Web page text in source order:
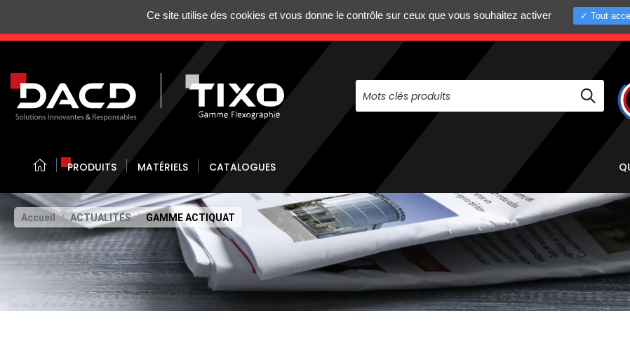
N'HÉSITEZ PAS À NOUS CONTACTER AU +33 (0)4 75 58
PRODUITS MATÉRIELS CATALOGUES
Accueil ACTUALITÉS GAMME ACTIQUAT
Ce site utilise des cookies et vous donne le contrôle sur ceux que vous souhaitez activer Tout